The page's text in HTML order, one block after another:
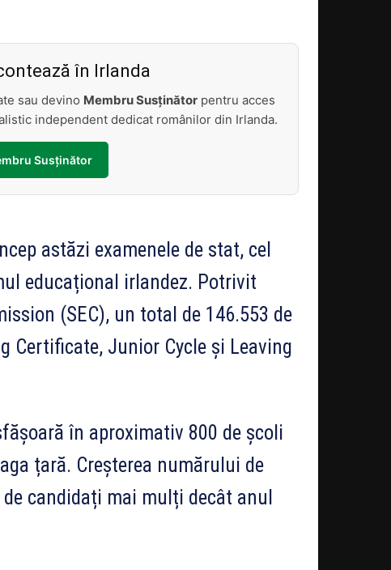
în Irlanda
sau devino Membru Susținător pentru acces
independent dedicat românilor din Irlanda.
Susținător
astăzi examenele de stat, cel
educațional irlandez. Potrivit
(SEC), un total de 146.553 de
Certificate, Junior Cycle și Leaving
în aproximativ 800 de școli
țară. Creșterea numărului de
candidați mai mulți decât anul